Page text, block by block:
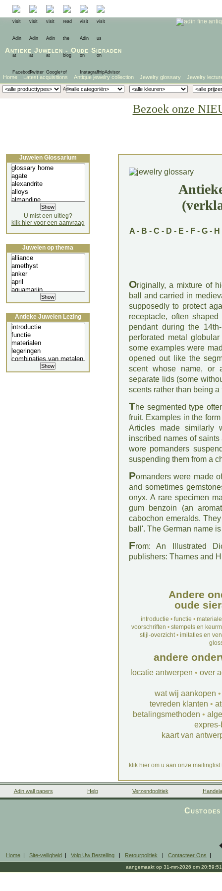
Antieke Juwelen - Oude Sieraden
Home Latest acquisitions Antique jewelry collection Jewelry glossary Jewelry
Bezoek onze
A - B - C - D - E - F - G - H
Originally, a mixture of
ball and carried in
supposedly to protect
receptacle, often
pendant during the
perforated metal
some examples were
opened out like the
scent whose name, or
separate lids (some
scents rather than being a
The segmented type
fruit. Examples in the
Articles made similarly
inscribed names of
wore pomanders
suspending them from a
Pomanders were made
and sometimes
onyx. A rare specimen
gum benzoin (an
cabochon emeralds.
ball'. The German name
From: An Illustrated
publishers: Thames and
Andere
oude
introductie • functie •
voorschriften • stempels en
stijl-overzicht• imitaties en
andere
locatie antwerpen • over
wat wij aankopen
tevreden klanten •
betalingsmethoden •
kaart van
klik hier om u aan onze mailinglist
Juwelen Glossarium
U mist een uitleg?
klik hier voor een aanvraag
Juwelen op thema
Antieke Juwelen Lezing
Adin wall papers Help Verzendpolitiek
Home | Site-veiligheid | Volg Uw Bestelling | Retourpolitiek | Contacteer Ons |
aangemaakt op 31-mrt-2026 om